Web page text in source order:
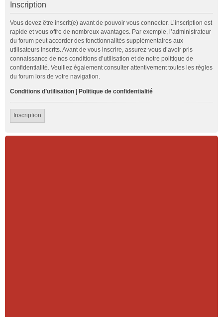
Inscription
Vous devez être inscrit(e) avant de pouvoir vous connecter. L’inscription est
rapide et vous offre de nombreux avantages. Par exemple, l’administrateur
du forum peut accorder des fonctionnalités supplémentaires aux
utilisateurs inscrits. Avant de vous inscrire, assurez-vous d’avoir pris
connaissance de nos conditions d’utilisation et de notre politique de
confidentialité. Veuillez également consulter attentivement toutes les règles
du forum lors de votre navigation.
Conditions d’utilisation Politique de confidentialité
Inscription